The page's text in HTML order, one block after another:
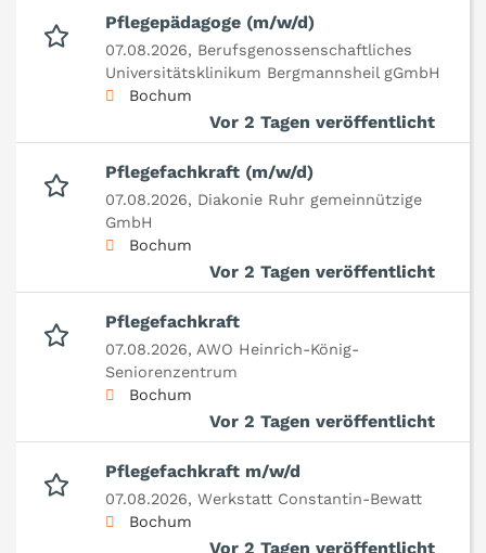
Pflegepädagoge (m/w/d)
07.08.2026, Berufsgenossenschaftliches
Universitätsklinikum Bergmannsheil gGmbH
Bochum
Vor 2 Tagen veröffentlicht
Pflegefachkraft (m/w/d)
07.08.2026, Diakonie Ruhr gemeinnützige
GmbH
Bochum
Vor 2 Tagen veröffentlicht
Pflegefachkraft
07.08.2026, AWO Heinrich-König-
Seniorenzentrum
Bochum
Vor 2 Tagen veröffentlicht
Pflegefachkraft m/w/d
07.08.2026, Werkstatt Constantin-Bewatt
Bochum
Vor 2 Tagen veröffentlicht